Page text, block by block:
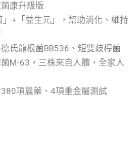
康升級版
+「益生元」，幫助消化、維持
氏龍根菌BB536、短雙歧桿菌
M-63，三株來自人體，全家人
項農藥、4項重金屬測試